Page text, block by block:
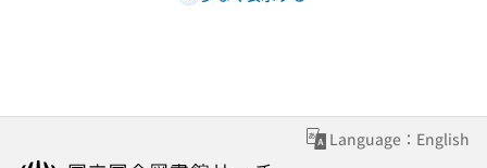
Language：English